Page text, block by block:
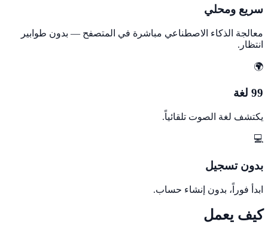
سريع ومحلي
معالجة الذكاء الاصطناعي مباشرة في المتصفح — بدون طوابير
انتظار.
🌍
99 لغة
يكتشف لغة الصوت تلقائياً.
💻
بدون تسجيل
ابدأ فوراً، بدون إنشاء حساب.
كيف يعمل